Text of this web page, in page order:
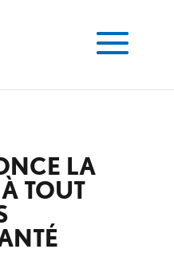
LA
TOUT